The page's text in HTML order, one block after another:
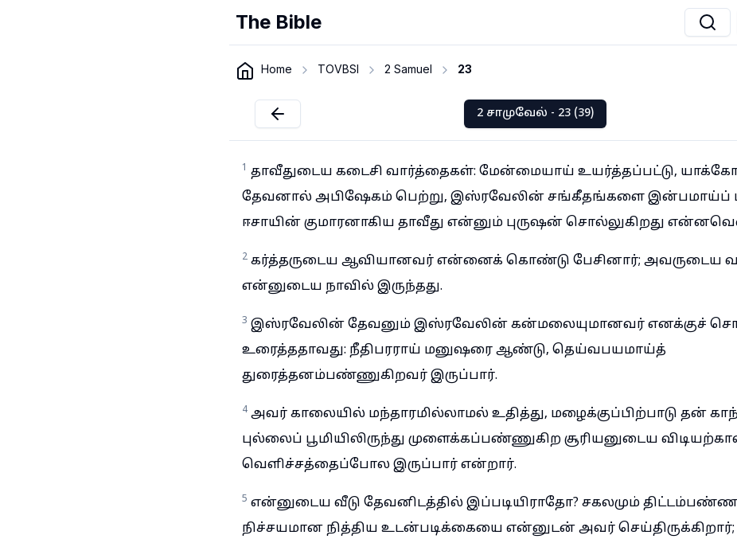
The Bible
Home TOVBSI 2 Samuel 23
2 சாமுவேல் - 23 (39)
1 தாவீதுடைய கடைசி வார்த்தைகள்: மேன்மையாய் உயர்த்தப்பட்டு,
தேவனால் அபிஷேகம் பெற்று, இஸ்ரவேலின் சங்கீதங்களை இன்பமாய்ப்
ஈசாயின் குமாரனாகிய தாவீது என்னும் புருஷன் சொல்லுகிறது
2 கர்த்தருடைய ஆவியானவர் என்னைக் கொண்டு பேசினார்; அவருடைய
என்னுடைய நாவில் இருந்தது.
3 இஸ்ரவேலின் தேவனும் இஸ்ரவேலின் கன்மலையுமானவர் எனக்குச்
உரைத்ததாவது: நீதிபரராய் மனுஷரை ஆண்டு, தெய்வபயமாய்த்
துரைத்தனம்பண்ணுகிறவர் இருப்பார்.
4 அவர் காலையில் மந்தாரமில்லாமல் உதித்து, மழைக்குப்பிற்பாடு தன்
புல்லைப் பூமியிலிருந்து முளைக்கப்பண்ணுகிற சூரியனுடைய
வெளிச்சத்தைப்போல இருப்பார் என்றார்.
5 என்னுடைய வீடு தேவனிடத்தில் இப்படியிராதோ? சகலமும்
நிச்சயமான நித்திய உடன்படிக்கையை என்னுடன் அவர்